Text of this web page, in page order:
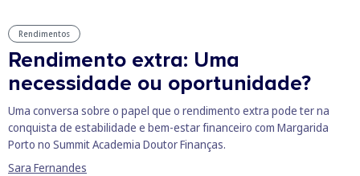
Rendimentos
Rendimento extra: Uma
necessidade ou oportunidade?
Uma conversa sobre o papel que o rendimento extra pode ter na
conquista de estabilidade e bem-estar financeiro com Margarida
Porto no Summit Academia Doutor Finanças.
Sara Fernandes